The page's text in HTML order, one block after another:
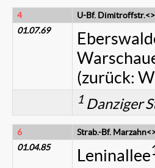
4
U-Bf.
01.07.69
(zurück:
1 Danziger
6 Strab.-Bf.
01.04.85
Leninallee